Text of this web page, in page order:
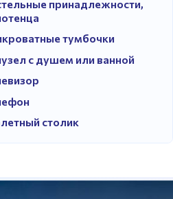
принадлежности,
тумбочки
с душем или ванной
столик